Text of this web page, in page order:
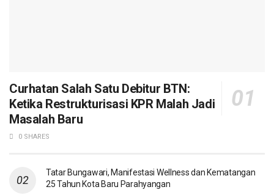
Curhatan Salah Satu Debitur BTN:
Ketika Restrukturisasi KPR Malah Jadi
Masalah Baru
0 SHARES
Tatar Bungawari, Manifestasi Wellness dan Kematangan
25 Tahun Kota Baru Parahyangan